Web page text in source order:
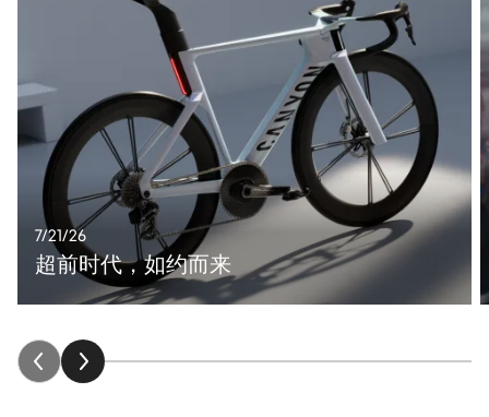
7/21/26
超前时代，如约而来